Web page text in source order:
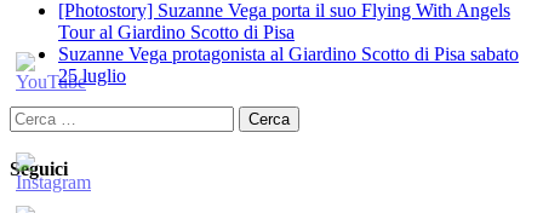
[Photostory] Suzanne Vega porta il suo Flying With Angels
Tour al Giardino Scotto di Pisa
Suzanne Vega protagonista al Giardino Scotto di Pisa sabato
25 luglio
Ricerca
per:
Seguici